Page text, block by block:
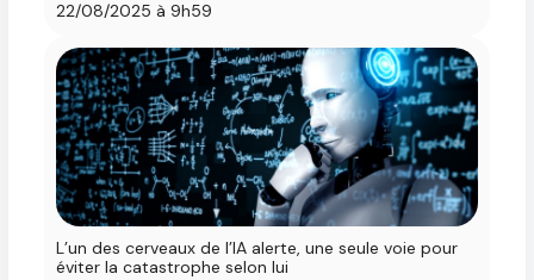
22/08/2025 à 9h59
L’un des cerveaux de l’IA alerte, une seule voie pour
éviter la catastrophe selon lui